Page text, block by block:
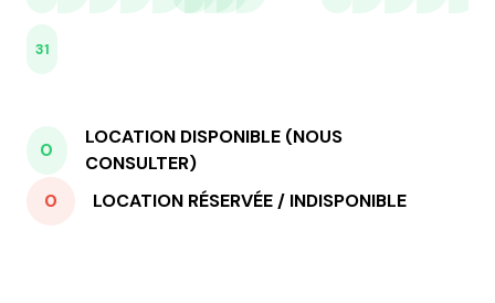
31
0
LOCATION DISPONIBLE (NOUS
CONSULTER)
0
LOCATION RÉSERVÉE / INDISPONIBLE